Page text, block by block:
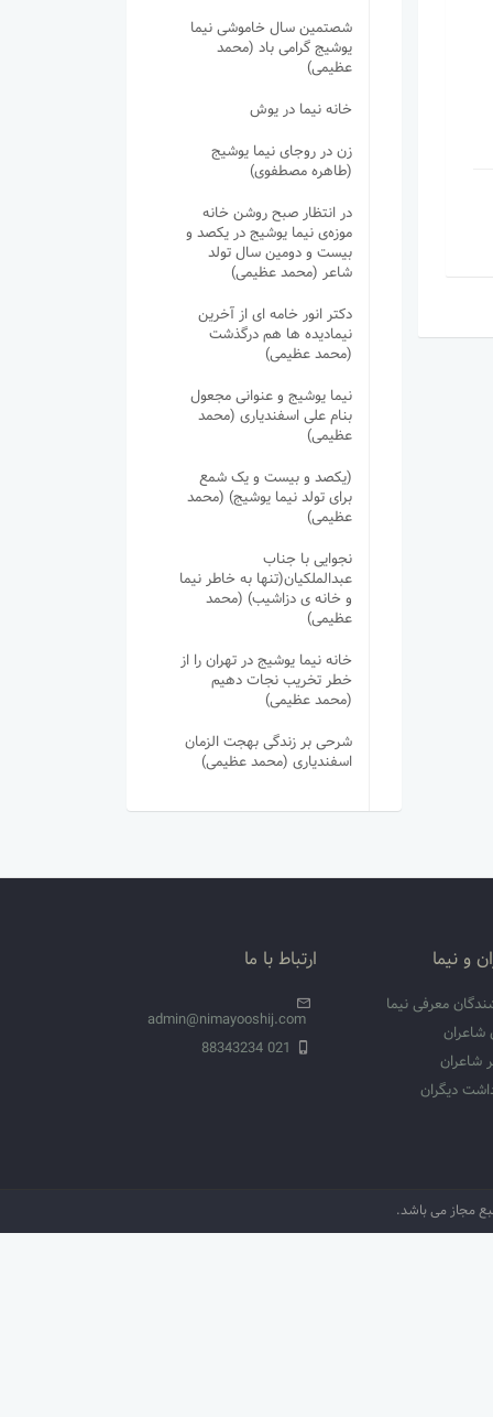
شصتمین سال خاموشی نیما
یوشیج گرامی باد (محمد
عظیمی)
خانه نیما در یوش
زن در روجای نیما یوشیج
(طاهره مصطفوی)
در انتظار صبح روشن خانه
موزه‌ی نیما یوشیج در یکصد و
بیست و دومین سال تولد
شاعر (محمد عظیمی)
دکتر انور خامه ای از آخرین
نیمادیده ها هم درگذشت
(محمد عظیمی)
نیما یوشیج و عنوانی مجعول
بنام علی اسفندیاری (محمد
عظیمی)
(یکصد و بیست و یک شمع
برای تولد نیما یوشیج) (محمد
عظیمی)
نجوایی با جناب
عبدالملکیان(تنها به خاطر نیما
و خانه ی دزاشیب) (محمد
عظیمی)
خانه نیما یوشیج در تهران را از
خطر تخریب نجات دهیم
(محمد عظیمی)
شرحی بر زندگی بهجت الزمان
اسفندیاری (محمد عظیمی)
و نیما
معرفی نیما
شاعران
شاعران
دیگران
ارتباط با ما
admin@nimayooshij.com
021 88343234
مجاز می باشد.